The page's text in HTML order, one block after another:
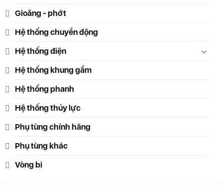
Gioăng - phớt
Hệ thống chuyền động
Hệ thống điện
Hệ thống khung gầm
Hệ thống phanh
Hệ thống thủy lực
Phụ tùng chính hãng
Phụ tùng khác
Vòng bi